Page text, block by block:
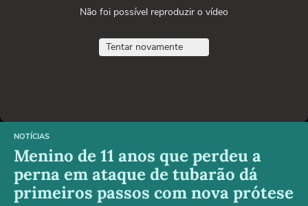
Não foi possível reproduzir o vídeo
Tentar novamente
NOTÍCIAS
Menino de 11 anos que perdeu a
perna em ataque de tubarão dá
primeiros passos com nova prótese